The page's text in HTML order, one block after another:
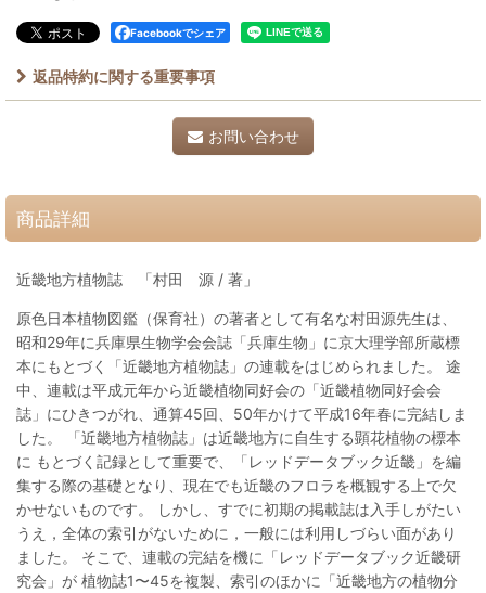
Facebookでシェア
返品特約に関する重要事項
お問い合わせ
商品詳細
近畿地方植物誌 「村田 源 / 著」
原色日本植物図鑑（保育社）の著者として有名な村田源先生は、
昭和29年に兵庫県生物学会会誌「兵庫生物」に京大理学部所蔵標
本にもとづく「近畿地方植物誌」の連載をはじめられました。 途
中、連載は平成元年から近畿植物同好会の「近畿植物同好会会
誌」にひきつがれ、通算45回、50年かけて平成16年春に完結しま
した。 「近畿地方植物誌」は近畿地方に自生する顕花植物の標本
に もとづく記録として重要で、「レッドデータブック近畿」を編
集する際の基礎となり、現在でも近畿のフロラを概観する上で欠
かせないものです。 しかし、すでに初期の掲載誌は入手しがたい
うえ，全体の索引がないために，一般には利用しづらい面があり
ました。 そこで、連載の完結を機に「レッドデータブック近畿研
究会」が 植物誌1〜45を複製、索引のほかに「近畿地方の植物分